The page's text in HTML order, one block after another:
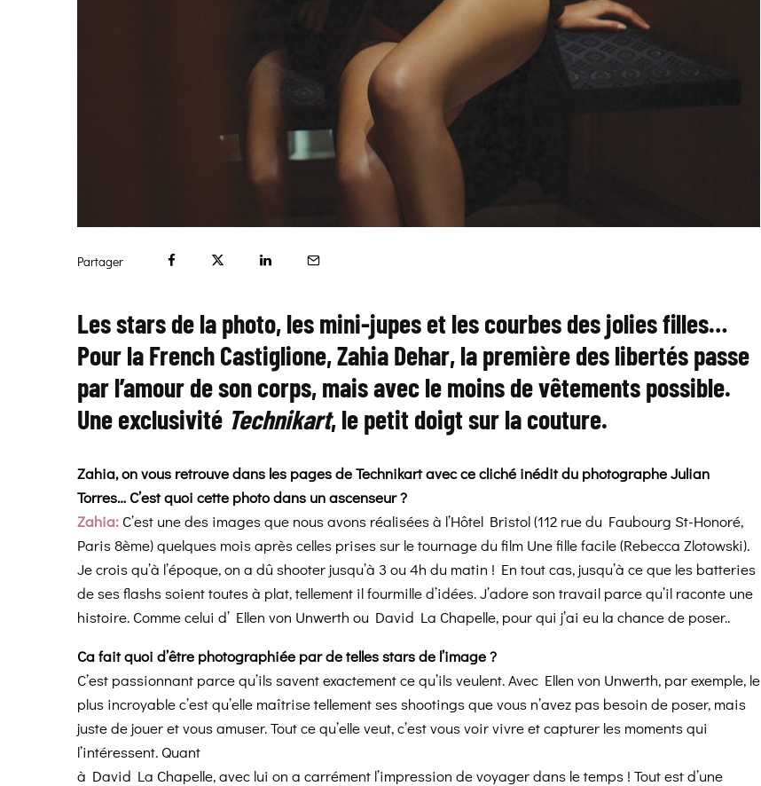
Partager
Les stars de la photo, les mini-jupes et les courbes des jolies filles…
Pour la French Castiglione, Zahia Dehar, la première des libertés passe
par l’amour de son corps, mais avec le moins de vêtements possible.
Une exclusivité Technikart, le petit doigt sur la couture.
Zahia, on vous retrouve dans les pages de Technikart avec ce cliché inédit du photographe Julian
Torres… C’est quoi cette photo dans un ascenseur ?
Zahia: C’est une des images que nous avons réalisées à l’Hôtel Bristol (112 rue du Faubourg St-Honoré,
Paris 8ème) quelques mois après celles prises sur le tournage du film Une fille facile (Rebecca Zlotowski).
Je crois qu’à l’époque, on a dû shooter jusqu’à 3 ou 4h du matin ! En tout cas, jusqu’à ce que les batteries
de ses flashs soient toutes à plat, tellement il fourmille d’idées. J’adore son travail parce qu’il raconte une
histoire. Comme celui d’ Ellen von Unwerth ou David La Chapelle, pour qui j’ai eu la chance de poser..
Ca fait quoi d’être photographiée par de telles stars de l’image ?
C’est passionnant parce qu’ils savent exactement ce qu’ils veulent. Avec Ellen von Unwerth, par exemple, le
plus incroyable c’est qu’elle maîtrise tellement ses shootings que vous n’avez pas besoin de poser, mais
juste de jouer et vous amuser. Tout ce qu’elle veut, c’est vous voir vivre et capturer les moments qui
l’intéressent. Quant
à David La Chapelle, avec lui on a carrément l’impression de voyager dans le temps ! Tout est d’une